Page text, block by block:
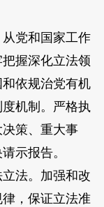
从党和国家工作
握深化立法领
依规治党有机
机制。严格执
策、重大事
示报告。
法。 加强和改
，保证立法准